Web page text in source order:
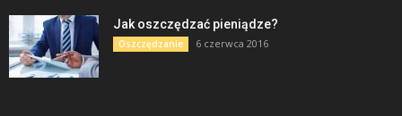
Jak oszczędzać pieniądze?
Oszczędzanie 6 czerwca 2016